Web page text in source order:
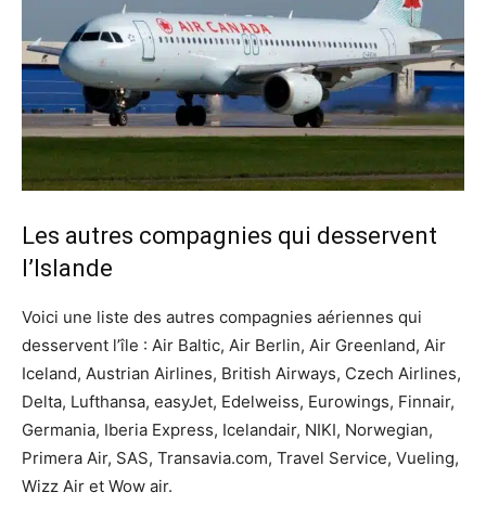
Les autres compagnies qui desservent
l’Islande
Voici une liste des autres compagnies aériennes qui
desservent l’île : Air Baltic, Air Berlin, Air Greenland, Air
Iceland, Austrian Airlines, British Airways, Czech Airlines,
Delta, Lufthansa, easyJet, Edelweiss, Eurowings, Finnair,
Germania, Iberia Express, Icelandair, NIKI, Norwegian,
Primera Air, SAS, Transavia.com, Travel Service, Vueling,
Wizz Air et Wow air.